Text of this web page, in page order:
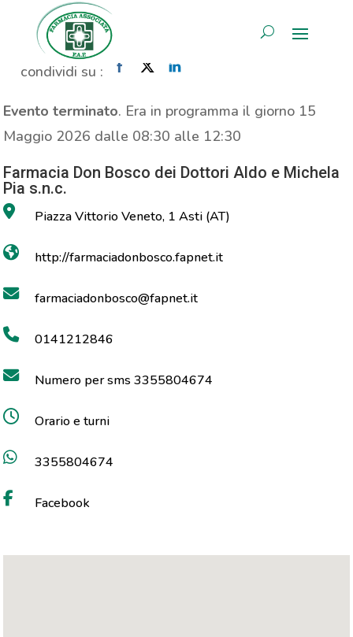
AREA RISERVATA
Propaganda Prolife
Home» Evento» Propaganda Prolife
condividi su :
Evento terminato. Era in programma il giorno 15
Maggio 2026 dalle 08:30 alle 12:30
Farmacia Don Bosco dei Dottori Aldo e Michela
Pia s.n.c.
Piazza Vittorio Veneto, 1 Asti (AT)
http://farmaciadonbosco.fapnet.it
farmaciadonbosco@fapnet.it
0141212846
Numero per sms 3355804674
Orario e turni
3355804674
Facebook